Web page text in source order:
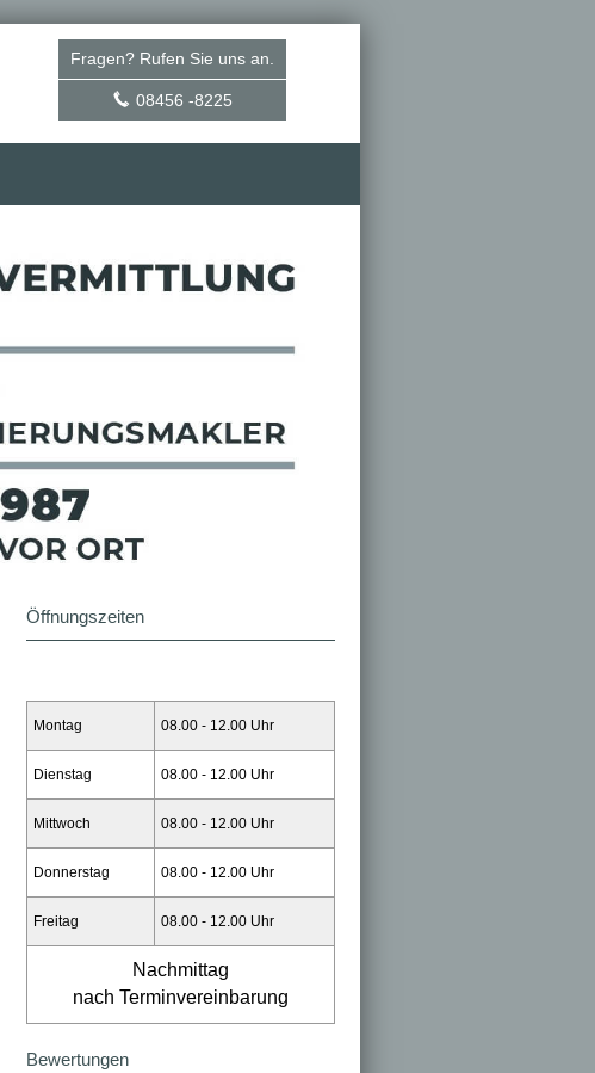
Fragen? Rufen Sie uns an.
08456 -8225
Öffnungszeiten
Montag 08.00 - 12.00 Uhr
Dienstag 08.00 - 12.00 Uhr
Mittwoch 08.00 - 12.00 Uhr
Donnerstag 08.00 - 12.00 Uhr
Freitag 08.00 - 12.00 Uhr
Nachmittag
nach Terminvereinbarung
Bewertungen